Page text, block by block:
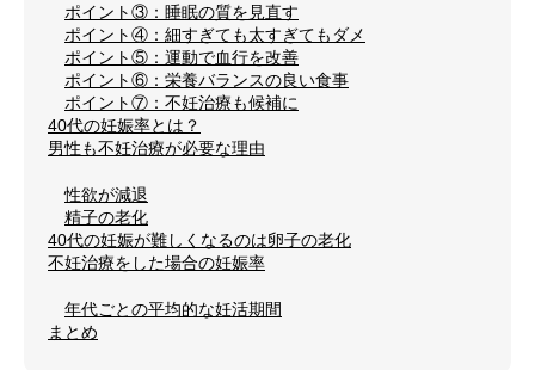
ポイント③：睡眠の質を見直す
ポイント④：細すぎても太すぎてもダメ
ポイント⑤：運動で血行を改善
ポイント⑥：栄養バランスの良い食事
ポイント⑦：不妊治療も候補に
40代の妊娠率とは？
男性も不妊治療が必要な理由
性欲が減退
精子の老化
40代の妊娠が難しくなるのは卵子の老化
不妊治療をした場合の妊娠率
年代ごとの平均的な妊活期間
まとめ